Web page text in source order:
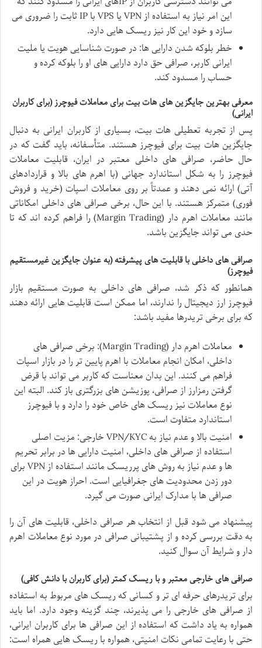
این امر نیاز به استفاده از VPN یا VPS با IP ثابت را ضروری می
سازد و خود این کار نیز ریسک هایی دارد.
خطر بلوکه شدن دارایی ها: در صورت شناسایی هویت یا ملیت
ایرانی کاربر، صرافی حق دارد دارایی های او را بلوکه کرده و
حساب را مسدود کند.
معرفی بهترین جایگزین های هات بیت برای معاملات فیوچرز (برای کاربران
ایرانی)
پس از تجربه تعطیلی هات بیت، بسیاری از کاربران ایرانی به دنبال
جایگزین هات بیت برای فیوچرز هستند. متأسفانه، باید گفت که در
حال حاضر، صرافی های داخلی معتبر در ایران، قابلیت معاملات
فیوچرز را به شکل استاندارد جهانی (با اهرم های بالا و قراردادهای
آتی) ارائه نمی دهند و عمدتاً بر روی معاملات اسپات (خرید و فروش
فوری) متمرکز هستند. با این حال، برخی صرافی های داخلی امکاناتی
مانند معاملات اهرم دار (Margin Trading) را فراهم کرده اند که تا
حدی می تواند جایگزین باشد.
صرافی های داخلی با قابلیت های پیشرفته (به عنوان جایگزین غیرمستقیم
فیوچرز)
همانطور که ذکر شد، صرافی های داخلی به صورت مستقیم بازار
فیوچرز ارز دیجیتال را ندارند، اما ممکن است قابلیت هایی ارائه دهند
که برای برخی تریدرها مفید باشد:
معاملات اهرم دار (Margin Trading): برخی صرافی های
داخلی، امکان انجام معاملات با اهرم پایین تر را در بازار اسپات
فراهم می کنند. این بدان معناست که کاربر می تواند با قرض
گرفتن رمزارز از صرافی، پوزیشن های بزرگتری باز کند. البته این
نوع معاملات نیز ریسک های خاص خود را دارد و با فیوچرز
استاندارد متفاوت است.
امنیت بالا و عدم نیاز به VPN/KYC خارجی: مزیت اصلی
استفاده از صرافی های داخلی، امنیت دارایی ها در برابر تحریم
ها و عدم نیاز به روش های پرریسک مانند استفاده از VPN برای
دور زدن محدودیت های جغرافیایی است. احراز هویت در این
صرافی ها با مدارک ایرانی صورت می گیرد.
پیشنهاد می شود قبل از انتخاب هر صرافی داخلی، قابلیت های آن را
به دقت بررسی کرده و از پشتیبانی صرافی در مورد نوع معاملات اهرم
دار و شرایط آن سوال کنید.
صرافی های خارجی معتبر و با ریسک کمتر (برای کاربران با دانش کافی)
برای تریدرهای حرفه ای تر و کسانی که ریسک های مربوط به استفاده
از صرافی های خارجی را می پذیرند، چند گزینه وجود دارد. اما باید
همواره به یاد داشت که استفاده از این صرافی ها برای کاربران ایرانی،
حتی با رعایت تمامی نکات امنیتی، همواره با ریسک هایی همراه است: